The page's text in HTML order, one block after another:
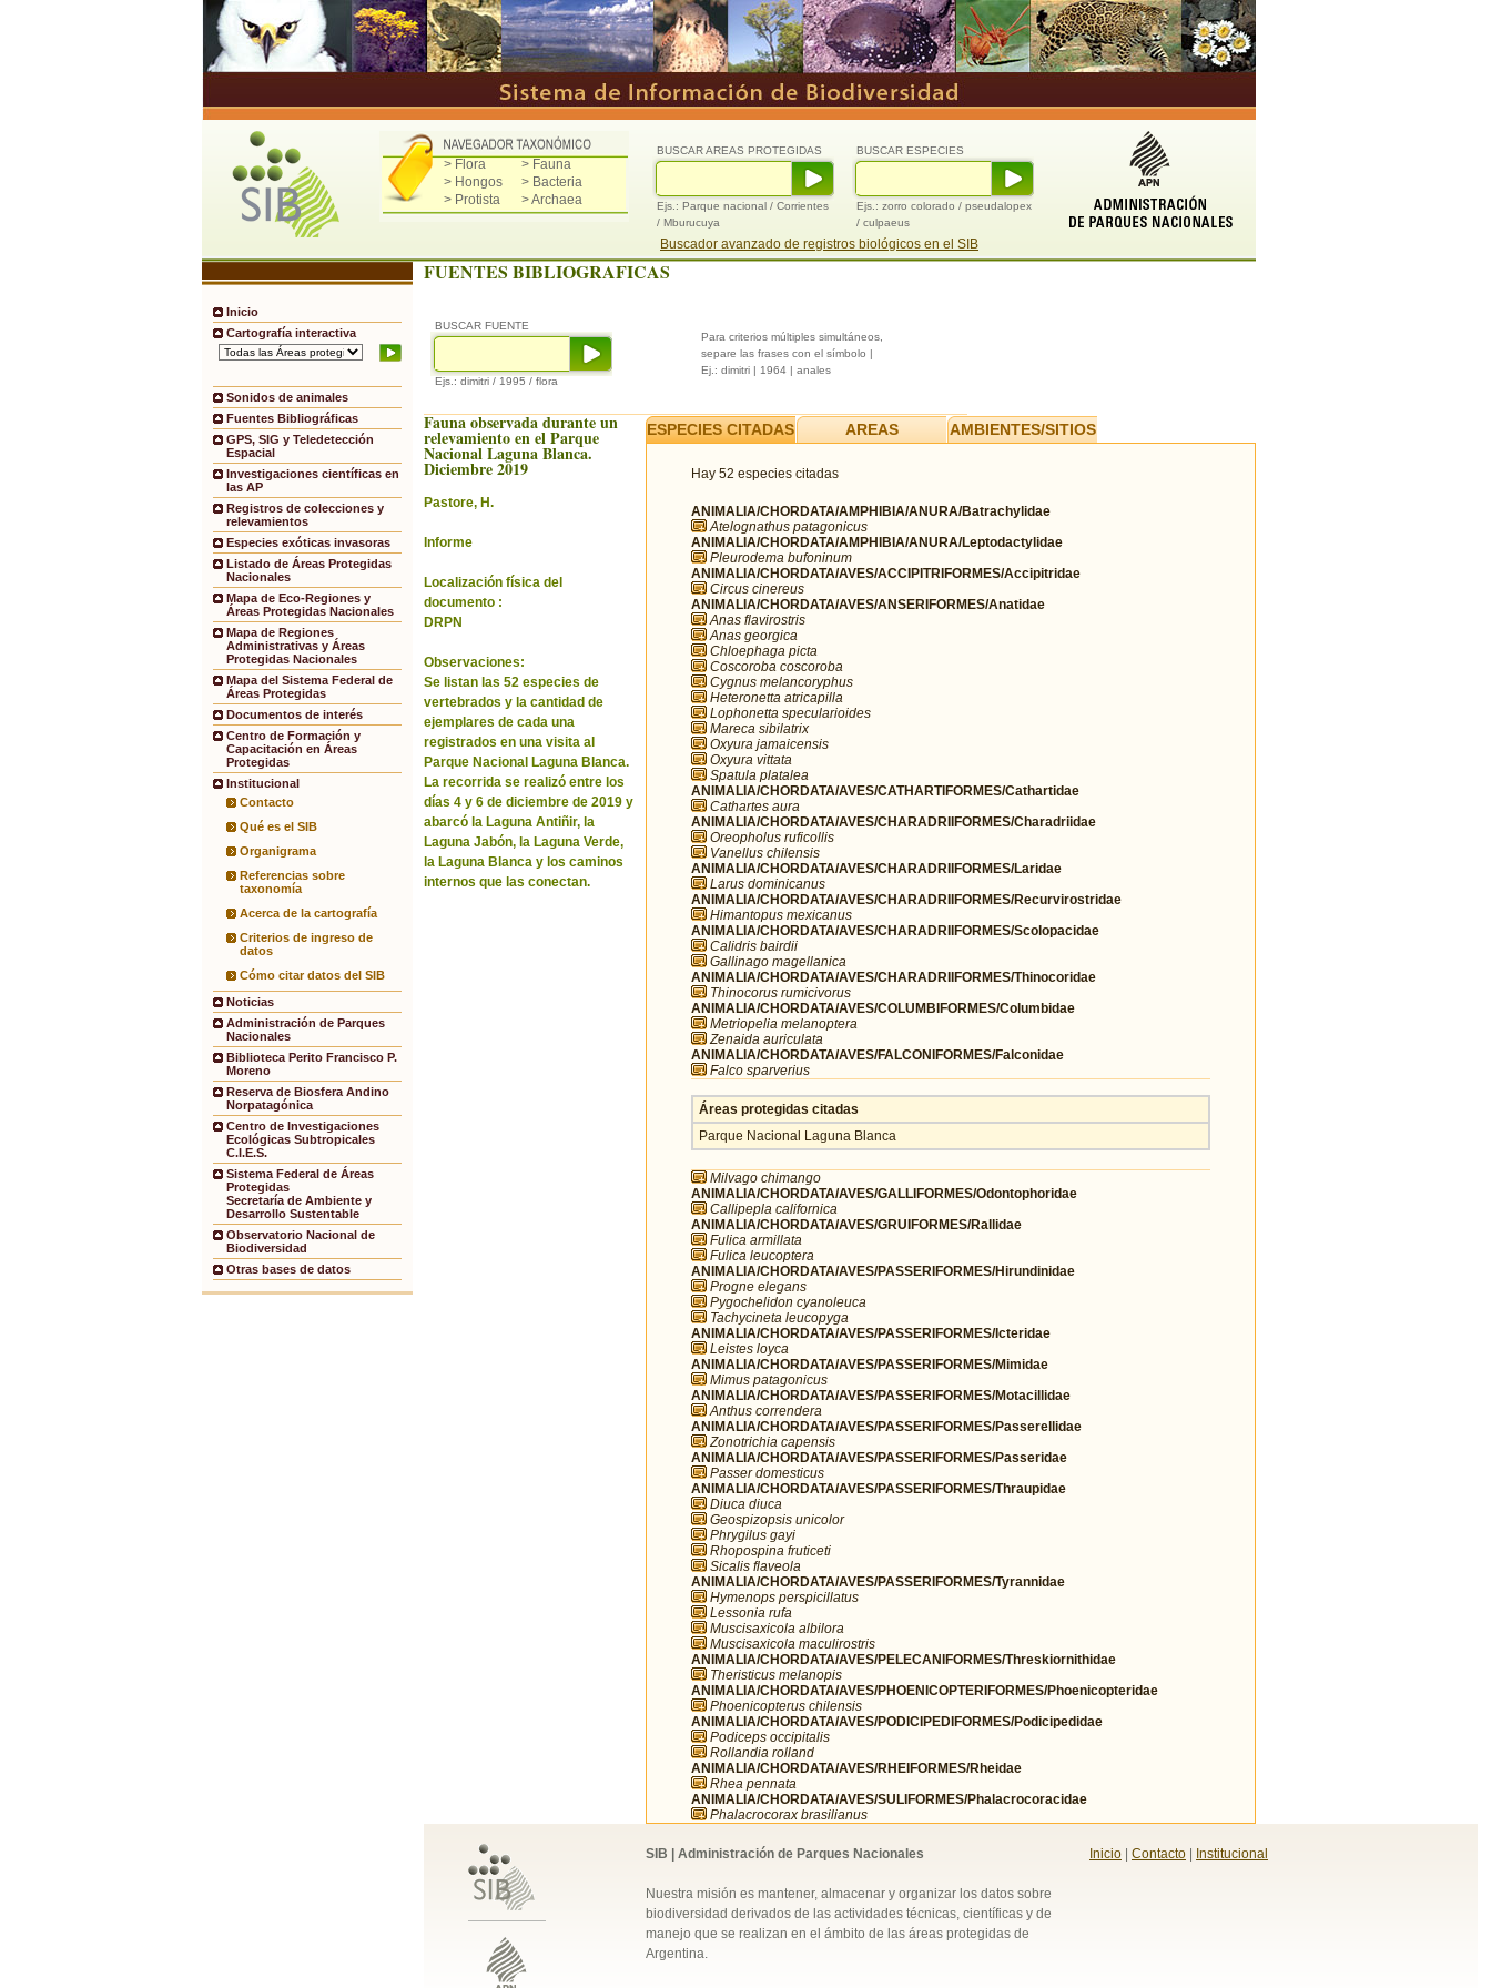
> Flora
> Fauna
> Hongos
> Bacteria
> Protista
> Archaea
BUSCAR ESPECIES
Ejs.: zorro colorado / pseudalopex
/ culpaeus
BUSCAR AREAS PROTEGIDAS
Ejs.: Parque nacional / Corrientes
/ Mburucuya
Buscador avanzado de registros biológicos en el SIB
Inicio
Cartografía interactiva
Sonidos de animales
Fuentes Bibliográficas
GPS, SIG y Teledetección
Espacial
Investigaciones científicas en
las AP
Registros de colecciones y
relevamientos
Especies exóticas invasoras
Listado de Áreas Protegidas
Nacionales
Mapa de Eco-Regiones y
Áreas Protegidas Nacionales
Mapa de Regiones
Administrativas y Áreas
Protegidas Nacionales
Mapa del Sistema Federal de
Áreas Protegidas
Documentos de interés
Centro de Formación y
Capacitación en Áreas
Protegidas
Institucional
Contacto
Qué es el SIB
Organigrama
Referencias sobre
taxonomía
Acerca de la cartografía
Criterios de ingreso de
datos
Cómo citar datos del SIB
Noticias
Administración de Parques
Nacionales
Biblioteca Perito Francisco P.
Moreno
Reserva de Biosfera Andino
Norpatagónica
Centro de Investigaciones
Ecológicas Subtropicales
C.I.E.S.
Sistema Federal de Áreas
Protegidas
Secretaría de Ambiente y
Desarrollo Sustentable
Observatorio Nacional de
Biodiversidad
Otras bases de datos
FUENTES BIBLIOGRAFICAS
BUSCAR FUENTE
Ejs.: dimitri / 1995 / flora
Para criterios múltiples simultáneos,
separe las frases con el símbolo |
Ej.: dimitri | 1964 | anales
Fauna observada durante un
relevamiento en el Parque
Nacional Laguna Blanca.
Diciembre 2019
Pastore, H.
Informe
Localización física del
documento :
DRPN
Observaciones:
Se listan las 52 especies de
vertebrados y la cantidad de
ejemplares de cada una
registrados en una visita al
Parque Nacional Laguna Blanca.
La recorrida se realizó entre los
días 4 y 6 de diciembre de 2019 y
abarcó la Laguna Antiñir, la
Laguna Jabón, la Laguna Verde,
la Laguna Blanca y los caminos
internos que las conectan.
ESPECIES CITADAS AREAS AMBIENTES/SITIOS
Hay 52 especies citadas
ANIMALIA/CHORDATA/AMPHIBIA/ANURA/Batrachylidae
Atelognathus patagonicus
ANIMALIA/CHORDATA/AMPHIBIA/ANURA/Leptodactylidae
Pleurodema bufoninum
ANIMALIA/CHORDATA/AVES/ACCIPITRIFORMES/Accipitridae
Circus cinereus
ANIMALIA/CHORDATA/AVES/ANSERIFORMES/Anatidae
Anas flavirostris
Anas georgica
Chloephaga picta
Coscoroba coscoroba
Cygnus melancoryphus
Heteronetta atricapilla
Lophonetta specularioides
Mareca sibilatrix
Oxyura jamaicensis
Oxyura vittata
Spatula platalea
ANIMALIA/CHORDATA/AVES/CATHARTIFORMES/Cathartidae
Cathartes aura
ANIMALIA/CHORDATA/AVES/CHARADRIIFORMES/Charadriidae
Oreopholus ruficollis
Vanellus chilensis
ANIMALIA/CHORDATA/AVES/CHARADRIIFORMES/Laridae
Larus dominicanus
ANIMALIA/CHORDATA/AVES/CHARADRIIFORMES/Recurvirostridae
Himantopus mexicanus
ANIMALIA/CHORDATA/AVES/CHARADRIIFORMES/Scolopacidae
Calidris bairdii
Gallinago magellanica
ANIMALIA/CHORDATA/AVES/CHARADRIIFORMES/Thinocoridae
Thinocorus rumicivorus
ANIMALIA/CHORDATA/AVES/COLUMBIFORMES/Columbidae
Metriopelia melanoptera
Zenaida auriculata
ANIMALIA/CHORDATA/AVES/FALCONIFORMES/Falconidae
Falco sparverius
Áreas protegidas citadas
Parque Nacional Laguna Blanca
Milvago chimango
ANIMALIA/CHORDATA/AVES/GALLIFORMES/Odontophoridae
Callipepla californica
ANIMALIA/CHORDATA/AVES/GRUIFORMES/Rallidae
Fulica armillata
Fulica leucoptera
ANIMALIA/CHORDATA/AVES/PASSERIFORMES/Hirundinidae
Progne elegans
Pygochelidon cyanoleuca
Tachycineta leucopyga
ANIMALIA/CHORDATA/AVES/PASSERIFORMES/Icteridae
Leistes loyca
ANIMALIA/CHORDATA/AVES/PASSERIFORMES/Mimidae
Mimus patagonicus
ANIMALIA/CHORDATA/AVES/PASSERIFORMES/Motacillidae
Anthus correndera
ANIMALIA/CHORDATA/AVES/PASSERIFORMES/Passerellidae
Zonotrichia capensis
ANIMALIA/CHORDATA/AVES/PASSERIFORMES/Passeridae
Passer domesticus
ANIMALIA/CHORDATA/AVES/PASSERIFORMES/Thraupidae
Diuca diuca
Geospizopsis unicolor
Phrygilus gayi
Rhopospina fruticeti
Sicalis flaveola
ANIMALIA/CHORDATA/AVES/PASSERIFORMES/Tyrannidae
Hymenops perspicillatus
Lessonia rufa
Muscisaxicola albilora
Muscisaxicola maculirostris
ANIMALIA/CHORDATA/AVES/PELECANIFORMES/Threskiornithidae
Theristicus melanopis
ANIMALIA/CHORDATA/AVES/PHOENICOPTERIFORMES/Phoenicopteridae
Phoenicopterus chilensis
ANIMALIA/CHORDATA/AVES/PODICIPEDIFORMES/Podicipedidae
Podiceps occipitalis
Rollandia rolland
ANIMALIA/CHORDATA/AVES/RHEIFORMES/Rheidae
Rhea pennata
ANIMALIA/CHORDATA/AVES/SULIFORMES/Phalacrocoracidae
Phalacrocorax brasilianus
SIB | Administración de Parques Nacionales
Nuestra misión es mantener, almacenar y organizar los datos sobre
biodiversidad derivados de las actividades técnicas, científicas y de
manejo que se realizan en el ámbito de las áreas protegidas de
Argentina.
Inicio | Contacto | Institucional